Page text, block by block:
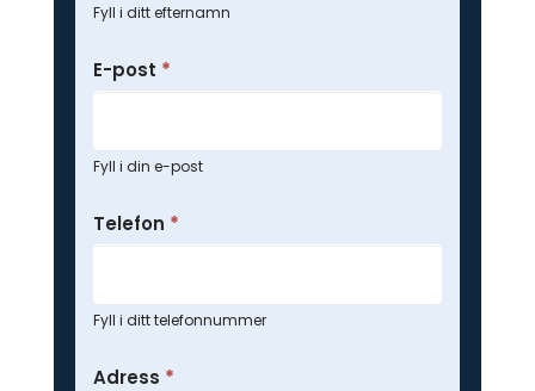
Fyll i ditt efternamn
E-post *
Fyll i din e-post
Telefon *
Fyll i ditt telefonnummer
Adress *